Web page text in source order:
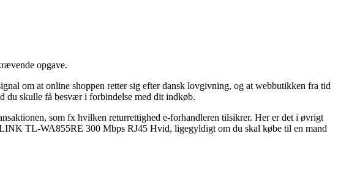
opgave.
om at online shoppen retter sig efter dansk lovgivning, og at webbutikken fra tid
du skulle få besvær i forbindelse med dit indkøb.
som fx hvilken returrettighed e-forhandleren tilsikrer. Her er det i øvrigt
TL-WA855RE 300 Mbps RJ45 Hvid, ligegyldigt om du skal købe til en mand